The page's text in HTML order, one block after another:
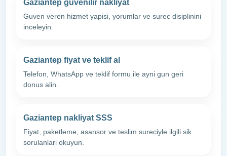
Gaziantep guvenilir nakliyat
Guven veren hizmet yapisi, yorumlar ve surec disiplinini
inceleyin.
Gaziantep fiyat ve teklif al
Telefon, WhatsApp ve teklif formu ile ayni gun geri
donus alin.
Gaziantep nakliyat SSS
Fiyat, paketleme, asansor ve teslim sureciyle ilgili sik
sorulanlari okuyun.